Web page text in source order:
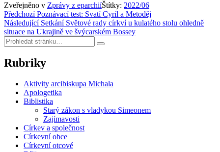
Zveřejněno v Zprávy z eparchiíŠtítky: 2022/06
Navigace
pro
příspěvek
Předchozí Poznávací test: Svatí Cyril a Metoděj
Následující Setkání Světové rady církví u kulatého stolu ohledně
situace na Ukrajině ve švýcarském Bossey
Hledat:
Hledat
Rubriky
Aktivity arcibiskupa Michala
Apologetika
Biblistika
Starý zákon s vladykou Simeonem
Zajímavosti
Církev a společnost
Církevní obce
Církevní otcové